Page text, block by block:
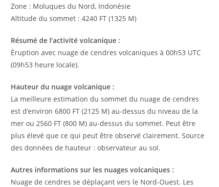
Zone : Moluques du Nord, Indonésie
Altitude du sommet : 4240 FT (1325 M)
Résumé de l’activité volcanique :
Éruption avec nuage de cendres volcaniques à 00h53 UTC
(09h53 heure locale).
Hauteur du nuage volcanique :
La meilleure estimation du sommet du nuage de cendres
est d’environ 6800 FT (2125 M) au-dessus du niveau de la
mer ou 2560 FT (800 M) au-dessus du sommet. Peut être
plus élevé que ce qui peut être observé clairement. Source
des données de hauteur : observateur au sol.
Autres informations sur les nuages ​​volcaniques :
Nuage de cendres se déplaçant vers le Nord-Ouest. Les